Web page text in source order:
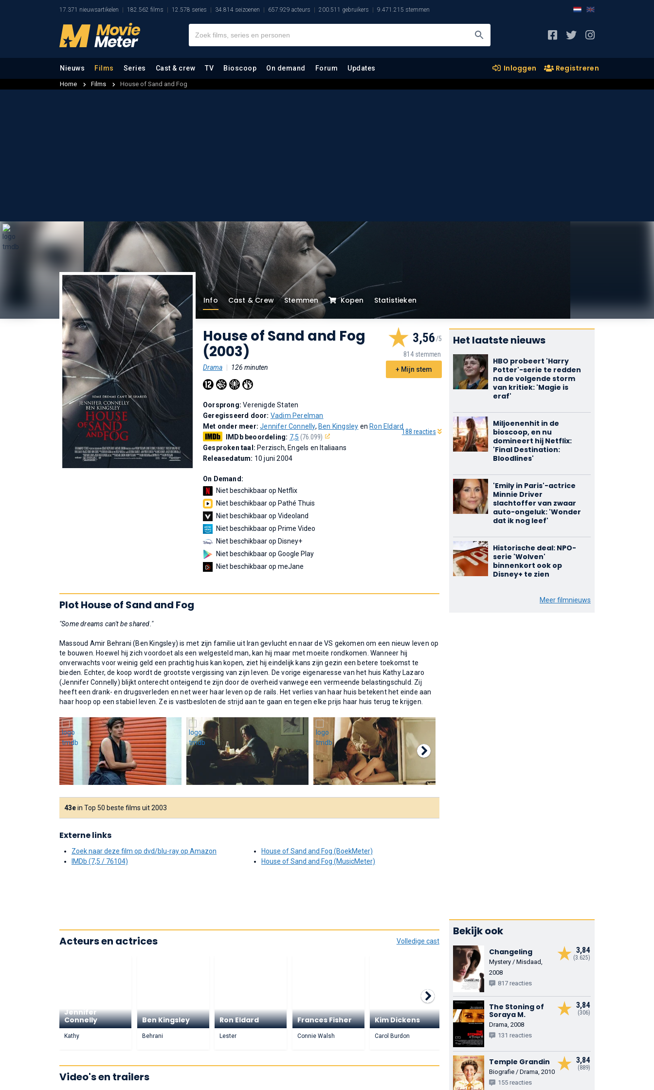
17.371 nieuwsartikelen 182.562 films 12.578 series 34.814 seizoenen 657.929 acteurs 200.511 gebruikers 9.471.215 stemmen
Nieuws Films Series Cast & crew TV Bioscoop On demand Forum Updates Inloggen Registreren
Home Films House of Sand and Fog
Info Cast & Crew Stemmen Kopen Statistieken
House of Sand and Fog
(2003)
Drama 126 minuten
3,56
814 stemmen
+ Mijn stem
188 reacties
Oorsprong:Verenigde Staten
Geregisseerd door: Vadim Perelman
Met onder meer:Jennifer Connelly, Ben Kingsley en Ron Eldard
IMDb beoordeling: 7,5 (76.099)
Gesproken taal: Perzisch, Engels en Italiaans
Releasedatum: 10 juni 2004
On Demand:
Niet beschikbaar op Netflix
Niet beschikbaar op Pathé Thuis
Niet beschikbaar op Videoland
Niet beschikbaar op Prime Video
Niet beschikbaar op Disney+
Niet beschikbaar op Google Play
Niet beschikbaar op meJane
Plot House of Sand and Fog
"Some dreams can't be shared."
Massoud Amir Behrani (Ben Kingsley) is met zijn familie uit Iran gevlucht en naar de VS gekomen om een nieuw leven op
te bouwen. Hoewel hij zich voordoet als een welgesteld man, kan hij maar met moeite rondkomen. Wanneer hij
onverwachts voor weinig geld een prachtig huis kan kopen, ziet hij eindelijk kans zijn gezin een betere toekomst te
bieden. Echter, de koop wordt de grootste vergissing van zijn leven. De vorige eigenaresse van het huis Kathy Lazaro
(Jennifer Connelly) blijkt onterecht onteigend te zijn door de overheid vanwege een vermeende belastingschuld. Zij
heeft een drank- en drugsverleden en net weer haar leven op de rails. Het verlies van haar huis betekent het einde aan
haar hoop op een stabiel leven. Ze is vastbesloten de strijd aan te gaan en tegen elke prijs haar huis terug te krijgen.
43ein Top 50 beste films uit 2003
Externe links
Zoek naar deze film op dvd/blu-ray op Amazon
IMDb (7,5 / 76104)
House of Sand and Fog (BoekMeter)
House of Sand and Fog (MusicMeter)
Volledige cast
Acteurs en actrices
Jennifer
Connelly
Kathy
Ben Kingsley
Behrani
Ron Eldard
Lester
Frances Fisher
Connie Walsh
Kim Dickens
Carol Burdon
Shohreh
Aghdashloo
Nadi
Jonathan
Esmail
Video's en trailers
Het laatste nieuws
HBO probeert 'Harry
Potter'-serie te redden
na de volgende storm
van kritiek: 'Magie is
eraf'
Miljoenenhit in de
bioscoop, en nu
domineert hij Netflix:
'Final Destination:
Bloodlines'
'Emily in Paris'-actrice
Minnie Driver
slachtoffer van zwaar
auto-ongeluk: 'Wonder
dat ik nog leef'
Historische deal: NPO-
serie 'Wolven'
binnenkort ook op
Disney+ te zien
Meer filmnieuws
Bekijk ook
3,84
(3.625)
Changeling
Mystery / Misdaad,
2008
817 reacties
3,84
(306)
The Stoning of
Soraya M.
Drama, 2008
131 reacties
3,84
(889)
Temple Grandin
Biografie / Drama, 2010
155 reacties